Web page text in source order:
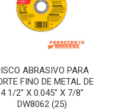
ABRASIVO PARA
FINO DE METAL DE
4 1/2″ X 0.045″ X 7/8″
DW8062 (25)